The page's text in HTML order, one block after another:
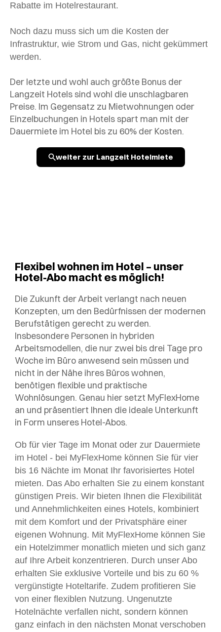
Rabatte im Hotelrestaurant.
Noch dazu muss sich um die Kosten der
Infrastruktur, wie Strom und Gas, nicht gekümmert
werden.
Der letzte und wohl auch größte Bonus der
Langzeit Hotels sind wohl die unschlagbaren
Preise. Im Gegensatz zu Mietwohnungen oder
Einzelbuchungen in Hotels spart man mit der
Dauermiete im Hotel bis zu 60% der Kosten.
weiter zur Langzeit Hotelmiete
Flexibel wohnen im Hotel – unser
Hotel-Abo macht es möglich!
Die Zukunft der Arbeit verlangt nach neuen
Konzepten, um den Bedürfnissen der modernen
Berufstätigen gerecht zu werden.
Insbesondere Personen in hybriden
Arbeitsmodellen, die nur zwei bis drei Tage pro
Woche im Büro anwesend sein müssen und
nicht in der Nähe ihres Büros wohnen,
benötigen flexible und praktische
Wohnlösungen. Genau hier setzt MyFlexHome
an und präsentiert Ihnen die ideale Unterkunft
in Form unseres Hotel-Abos.
Ob für vier Tage im Monat oder zur Dauermiete
im Hotel - bei MyFlexHome können Sie für vier
bis 16 Nächte im Monat Ihr favorisiertes Hotel
mieten. Das Abo erhalten Sie zu einem konstant
günstigen Preis. Wir bieten Ihnen die Flexibilität
und Annehmlichkeiten eines Hotels, kombiniert
mit dem Komfort und der Privatsphäre einer
eigenen Wohnung. Mit MyFlexHome können Sie
ein Hotelzimmer monatlich mieten und sich ganz
auf Ihre Arbeit konzentrieren. Durch unser Abo
erhalten Sie exklusive Vorteile und bis zu 60 %
vergünstigte Hoteltarife. Zudem profitieren Sie
von einer flexiblen Nutzung. Ungenutzte
Hotelnächte verfallen nicht, sondern können
ganz einfach in den nächsten Monat verschoben